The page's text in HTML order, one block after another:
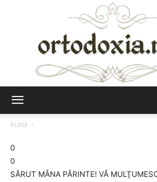
Acasă
0
0
SĂRUT MÂNA PĂRINTE! VĂ